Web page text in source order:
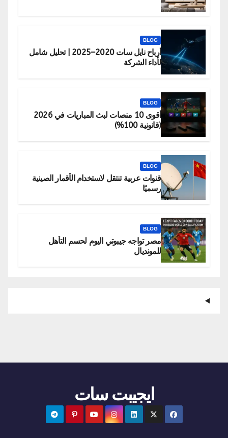
BLOG
أرباح نايل سات 2020–2025 | تحليل شامل
لأداء الشركة
BLOG
أقوى 10 منصات لبث المباريات في 2026
(قانونية 100%)
BLOG
قنوات عربية تنتقل لاستخدام الأقمار الصينية
رسميًا
BLOG
مصر تواجه جيبوتي اليوم لحسم التأهل
للمونديال
ايجيبت سات